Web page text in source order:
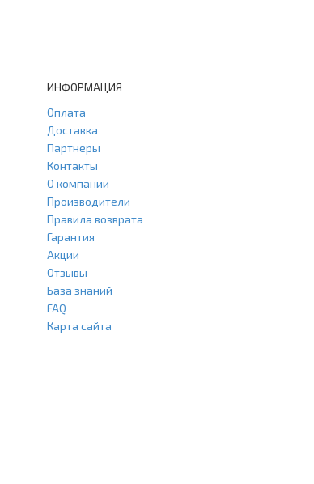
ИНФОРМАЦИЯ
Оплата
Доставка
Партнеры
Контакты
О компании
Производители
Правила возврата
Гарантия
Акции
Отзывы
База знаний
FAQ
Карта сайта